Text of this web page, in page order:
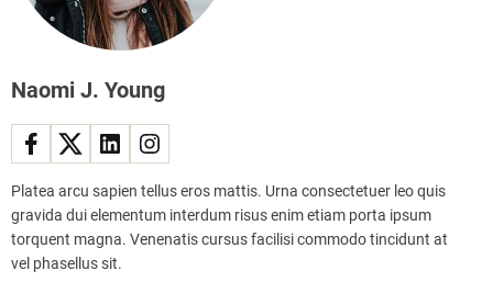
Naomi J. Young
Platea arcu sapien tellus eros mattis. Urna consectetuer leo quis
gravida dui elementum interdum risus enim etiam porta ipsum
torquent magna. Venenatis cursus facilisi commodo tincidunt at
vel phasellus sit.